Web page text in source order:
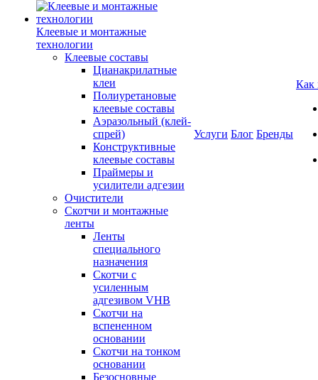
Клеевые и монтажные
технологии
Клеевые составы
Цианакрилатные
клеи
Полиуретановые
клеевые составы
Аэразольный (клей-
спрей)
Конструктивные
клеевые составы
Праймеры и
усилители адгезии
Очистители
Скотчи и монтажные
ленты
Ленты
специального
назначения
Скотчи с
усиленным
адгезивом VHB
Скотчи на
вспененном
основании
Скотчи на тонком
основании
Безосновные
Услуги Блог Бренды
Как